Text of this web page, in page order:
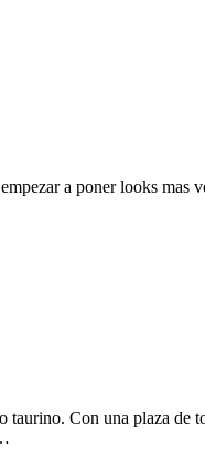
a poner looks mas
Con una plaza de